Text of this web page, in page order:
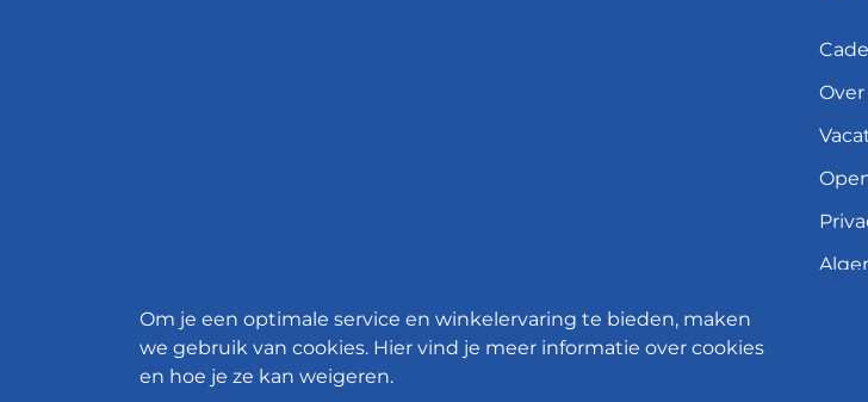
Om je een optimale service en winkelervaring te bieden, maken
we gebruik van cookies. Hier vind je meer informatie over cookies
en hoe je ze kan weigeren.